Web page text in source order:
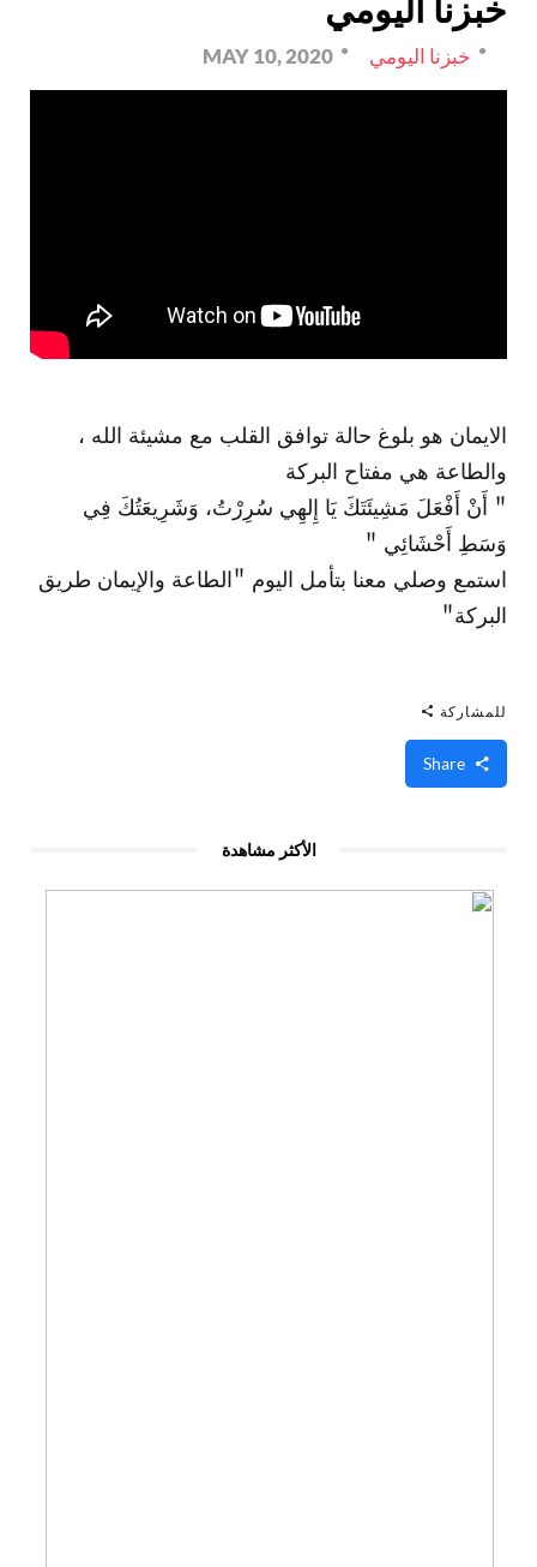
خبزنا اليومي
خبزنا اليومي MAY 10, 2020
الايمان هو بلوغ حالة توافق القلب مع مشيئة الله ،
والطاعة هي مفتاح البركة
" أَنْ أَفْعَلَ مَشِيئَتَكَ يَا إِلهِي سُرِرْتُ، وَشَرِيعَتُكَ فِي
وَسَطِ أَحْشَائِي "
استمع وصلي معنا بتأمل اليوم "الطاعة والإيمان طريق
البركة"
للمشاركة
الأكثر مشاهدة